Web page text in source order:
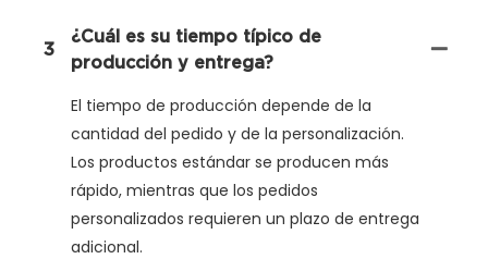
3
¿Cuál es su tiempo típico de
producción y entrega?
El tiempo de producción depende de la
cantidad del pedido y de la personalización.
Los productos estándar se producen más
rápido, mientras que los pedidos
personalizados requieren un plazo de entrega
adicional.